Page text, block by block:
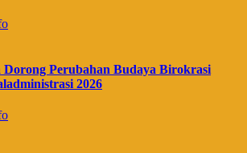
Dorong Perubahan Budaya Birokrasi
2026